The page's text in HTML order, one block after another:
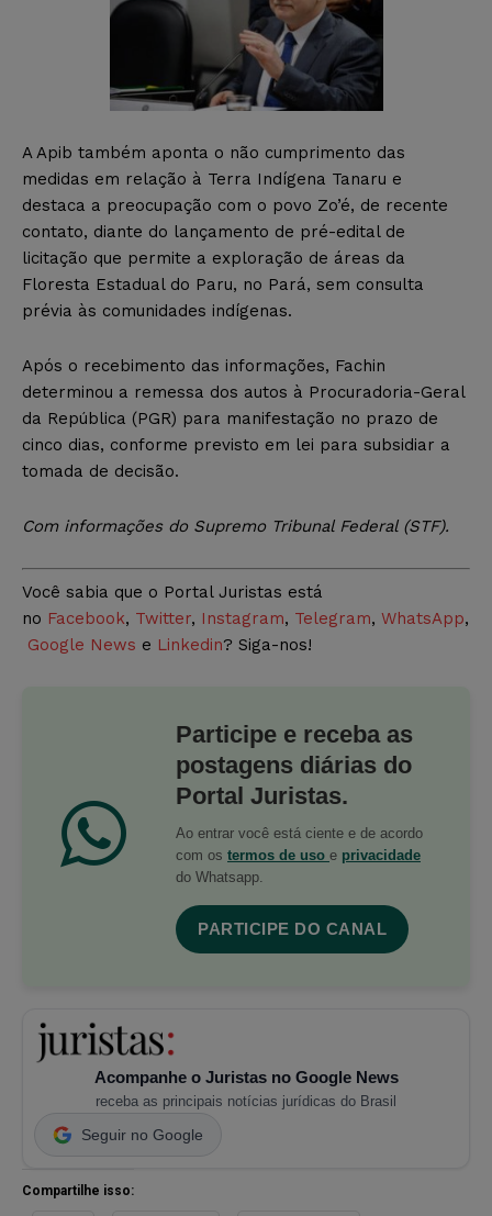
A Apib também aponta o não cumprimento das
medidas em relação à Terra Indígena Tanaru e
destaca a preocupação com o povo Zo’é, de recente
contato, diante do lançamento de pré-edital de
licitação que permite a exploração de áreas da
Floresta Estadual do Paru, no Pará, sem consulta
prévia às comunidades indígenas.
Após o recebimento das informações, Fachin
determinou a remessa dos autos à Procuradoria-Geral
da República (PGR) para manifestação no prazo de
cinco dias, conforme previsto em lei para subsidiar a
tomada de decisão.
Com informações do Supremo Tribunal Federal (STF).
Você sabia que o Portal Juristas está
no Facebook, Twitter, Instagram, Telegram, WhatsApp,
Google News e Linkedin? Siga-nos!
Participe e receba as
postagens diárias do
Portal Juristas.
Ao entrar você está ciente e de acordo
com os termos de uso e privacidade
do Whatsapp.
PARTICIPE DO CANAL
Acompanhe o Juristas no Google News
receba as principais notícias jurídicas do Brasil
Seguir no Google
Compartilhe isso: